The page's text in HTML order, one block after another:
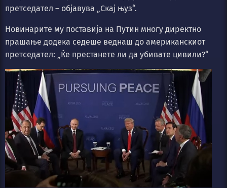
претседател – објавува „Скај њуз“.
Новинарите му поставија на Путин многу директно
прашање додека седеше веднаш до американскиот
претседател: „Ќе престанете ли да убивате цивили?“